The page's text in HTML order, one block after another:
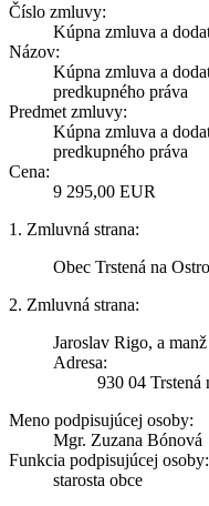
Číslo zmluvy:
Kúpna zmluva a
Názov:
Kúpna zmluva a
predkupného práva
Predmet zmluvy:
Kúpna zmluva a
predkupného práva
Cena:
9 295,00 EUR
1. Zmluvná strana:
Obec Trstená na
2. Zmluvná strana:
Jaroslav Rigo, a manž
Adresa:
930 04 Trstená
Meno podpisujúcej osoby:
Mgr. Zuzana Bónová
Funkcia podpisujúcej osoby:
starosta obce